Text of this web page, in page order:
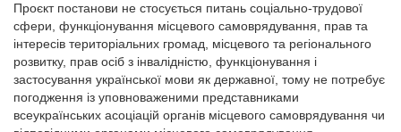
Проєкт постанови не стосується питань соціально-трудової
сфери, функціонування місцевого самоврядування, прав та
інтересів територіальних громад, місцевого та регіонального
розвитку, прав осіб з інвалідністю, функціонування і
застосування української мови як державної, тому не потребує
погодження із уповноваженими представниками
всеукраїнських асоціацій органів місцевого самоврядування чи